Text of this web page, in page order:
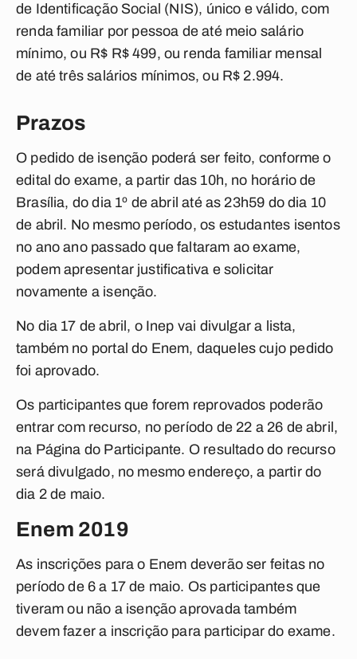
de Identificação Social (NIS), único e válido, com
renda familiar por pessoa de até meio salário
mínimo, ou R$ R$ 499, ou renda familiar mensal
de até três salários mínimos, ou R$ 2.994.
Prazos
O pedido de isenção poderá ser feito, conforme o
edital do exame, a partir das 10h, no horário de
Brasília, do dia 1º de abril até as 23h59 do dia 10
de abril. No mesmo período, os estudantes isentos
no ano ano passado que faltaram ao exame,
podem apresentar justificativa e solicitar
novamente a isenção.
No dia 17 de abril, o Inep vai divulgar a lista,
também no portal do Enem, daqueles cujo pedido
foi aprovado.
Os participantes que forem reprovados poderão
entrar com recurso, no período de 22 a 26 de abril,
na Página do Participante. O resultado do recurso
será divulgado, no mesmo endereço, a partir do
dia 2 de maio.
Enem 2019
As inscrições para o Enem deverão ser feitas no
período de 6 a 17 de maio. Os participantes que
tiveram ou não a isenção aprovada também
devem fazer a inscrição para participar do exame.